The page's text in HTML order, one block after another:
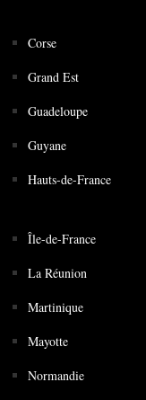
Corse
Grand Est
Guadeloupe
Guyane
Hauts-de-France
Île-de-France
La Réunion
Martinique
Mayotte
Normandie